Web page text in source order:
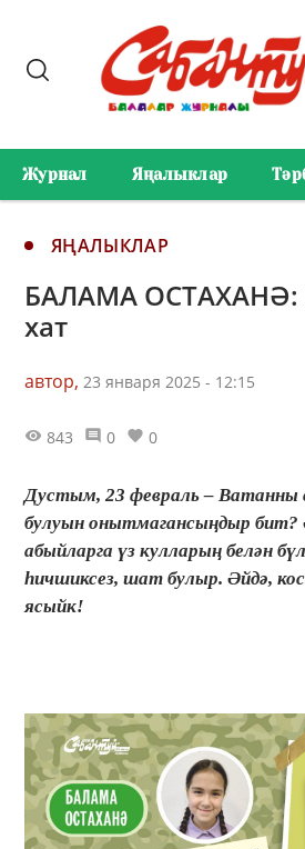
Журнал Яңалыклар
ЯҢАЛЫКЛАР
БАЛАМА ОСТАХАНӘ:
хат
автор, 23 января 2025 - 12:15
843 0 0
Дустым, 23 февраль – Ватанны
булуын онытмагансыңдыр бит?
абыйларга үз кулларың белән
һичшиксез, шат булыр. Әйдә,
ясыйк!